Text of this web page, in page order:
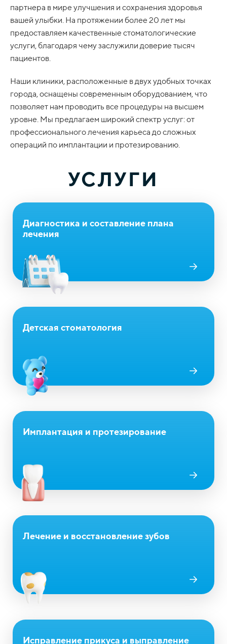
партнера в мире улучшения и сохранения здоровья
вашей улыбки. На протяжении более 20 лет мы
предоставляем качественные стоматологические
услуги, благодаря чему заслужили доверие тысяч
пациентов.
Наши клиники, расположенные в двух удобных точках
города, оснащены современным оборудованием, что
позволяет нам проводить все процедуры на высшем
уровне. Мы предлагаем широкий спектр услуг: от
профессионального лечения карьеса до сложных
операций по имплантации и протезированию.
УСЛУГИ
Диагностика и составление плана
лечения
Детская стоматология
Имплантация и протезирование
Лечение и восстановление зубов
Исправление прикуса и выправление